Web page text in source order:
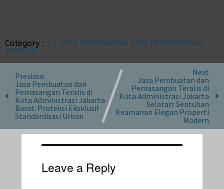
Category : 11 JASA PEMBUATAN DAN PEMASANGAN
TERALIS
Previous
Jasa Pembuatan dan
Pemasangan Teralis di
Kota Administrasi Jakarta
Barat: Proteksi Eksklusif
Standardisasi Urban
Next
Jasa Pembuatan dan
Pemasangan Teralis di
Kota Administrasi Jakarta
Selatan: Sentuhan
Keamanan Elegan Properti
Modern
Leave a Reply